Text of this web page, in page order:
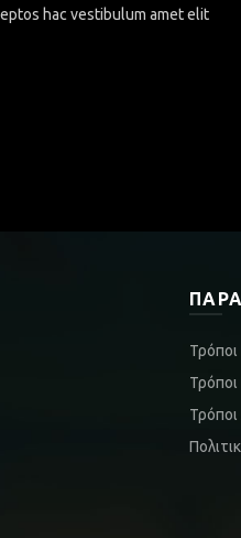
hac vestibulum amet elit